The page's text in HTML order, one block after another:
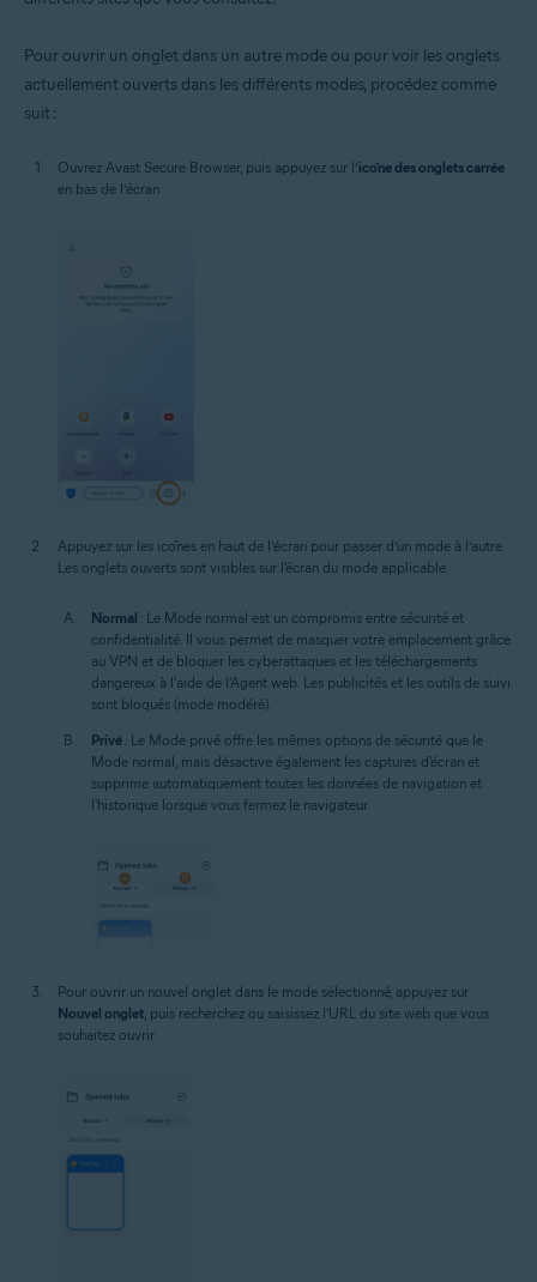
Pour ouvrir un onglet dans un autre mode ou pour voir les onglets
actuellement ouverts dans les différents modes, procédez comme
suit :
Ouvrez Avast Secure Browser, puis appuyez sur l’icône des onglets carrée
en bas de l’écran.
Appuyez sur les icônes en haut de l’écran pour passer d’un mode à l’autre.
Les onglets ouverts sont visibles sur l'écran du mode applicable.
Normal : Le Mode normal est un compromis entre sécurité et
confidentialité. Il vous permet de masquer votre emplacement grâce
au VPN et de bloquer les cyberattaques et les téléchargements
dangereux à l'aide de l'Agent web. Les publicités et les outils de suivi
sont bloqués (mode modéré).
Privé : Le Mode privé offre les mêmes options de sécurité que le
Mode normal, mais désactive également les captures d'écran et
supprime automatiquement toutes les données de navigation et
l'historique lorsque vous fermez le navigateur.
Pour ouvrir un nouvel onglet dans le mode sélectionné, appuyez sur
Nouvel onglet , puis recherchez ou saisissez l'URL du site web que vous
souhaitez ouvrir.